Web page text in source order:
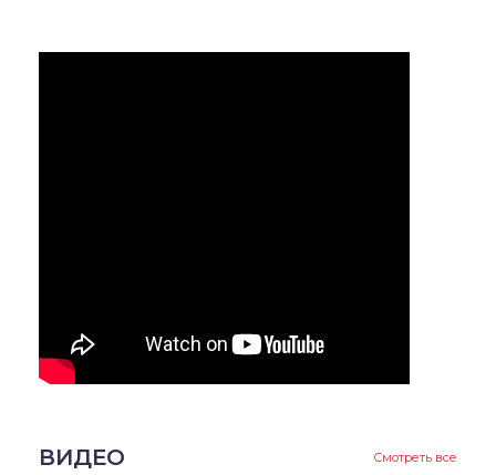
ВИДЕО Смотреть все